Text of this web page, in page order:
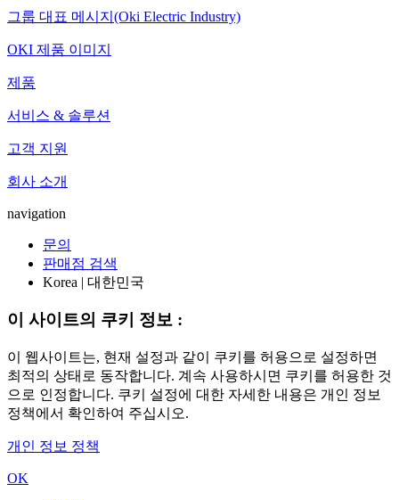
그룹 대표 메시지(Oki Electric Industry)
OKI 제품 이미지
제품
서비스 & 솔루션
고객 지원
회사 소개
navigation
문의
판매점 검색
Korea | 대한민국
이 사이트의 쿠키 정보 :
이 웹사이트는, 현재 설정과 같이 쿠키를 허용으로 설정하면
최적의 상태로 동작합니다. 계속 사용하시면 쿠키를 허용한 것
으로 인정합니다. 쿠키 설정에 대한 자세한 내용은 개인 정보
정책에서 확인하여 주십시오.
개인 정보 정책
OK